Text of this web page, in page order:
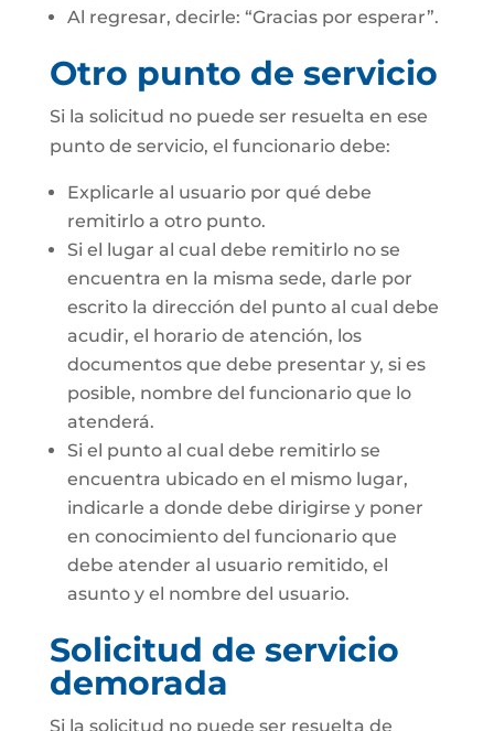
Al regresar, decirle: “Gracias por esperar”.
Otro punto de servicio
Si la solicitud no puede ser resuelta en ese
punto de servicio, el funcionario debe:
Explicarle al usuario por qué debe
remitirlo a otro punto.
Si el lugar al cual debe remitirlo no se
encuentra en la misma sede, darle por
escrito la dirección del punto al cual debe
acudir, el horario de atención, los
documentos que debe presentar y, si es
posible, nombre del funcionario que lo
atenderá.
Si el punto al cual debe remitirlo se
encuentra ubicado en el mismo lugar,
indicarle a donde debe dirigirse y poner
en conocimiento del funcionario que
debe atender al usuario remitido, el
asunto y el nombre del usuario.
Solicitud de servicio
demorada
Si la solicitud no puede ser resuelta de